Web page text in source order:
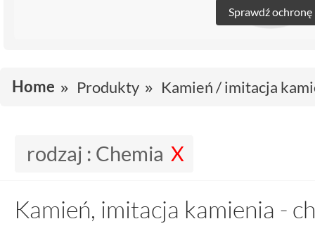
Sprawdź ochronę
Home Produkty Kamień / imitacja
rodzaj : Chemia
Kamień, imitacja kamienia -